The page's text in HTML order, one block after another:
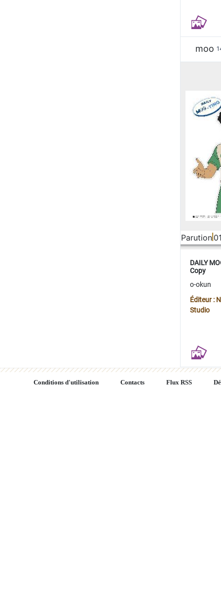
moo
Parution
DAILY
Copy
o-okun
Éditeur :
Studio
Conditions d'utilisation Contacts Flux RSS